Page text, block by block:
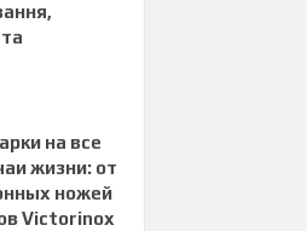
на все
жизни: от
ножей
Victorinox